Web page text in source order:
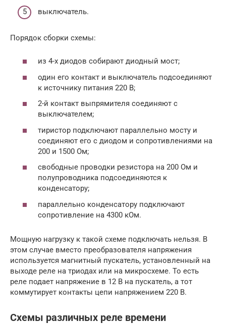
выключатель.
Порядок сборки схемы:
из 4-х диодов собирают диодный мост;
один его контакт и выключатель подсоединяют
к источнику питания 220 В;
2-й контакт выпрямителя соединяют с
выключателем;
тиристор подключают параллельно мосту и
соединяют его с диодом и сопротивлениями на
200 и 1500 Ом;
свободные проводки резистора на 200 Ом и
полупроводника подсоединяются к
конденсатору;
параллельно конденсатору подключают
сопротивление на 4300 кОм.
Мощную нагрузку к такой схеме подключать нельзя. В
этом случае вместо преобразователя напряжения
используется магнитный пускатель, установленный на
выходе реле на триодах или на микросхеме. То есть
реле подает напряжение в 12 В на пускатель, а тот
коммутирует контакты цепи напряжением 220 В.
Схемы различных реле времени